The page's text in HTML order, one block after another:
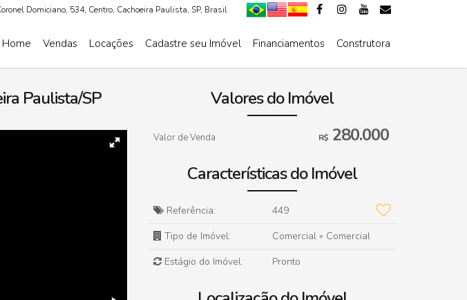
Domiciano, 534, Centro, Cachoeira Paulista, SP, Brasil
Construtora
Financiamentos
Cadastre seu Imóvel
Locações
Vendas
Home
Paulista/SP Valores do Imóvel
R$ 280.000
Valor de Venda
Características do Imóvel
Referência:
449
Tipo de Imóvel:
Comercial » Comercial
Estágio do Imóvel:
Pronto